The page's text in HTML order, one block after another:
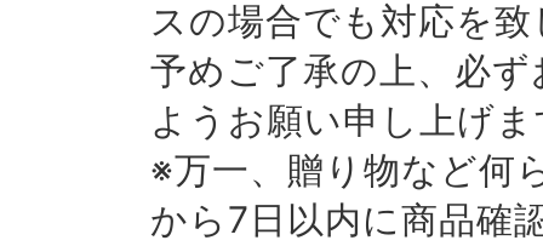
スの場合でも対応を
予めご了承の上、必
ようお願い申し上げ
※万一、贈り物など何
から7日以内に商品確